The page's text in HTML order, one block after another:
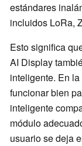
estándares
incluidos LoRa,
Esto significa
AI Display
inteligente. En
funcionar bien
inteligente
módulo
usuario se deja